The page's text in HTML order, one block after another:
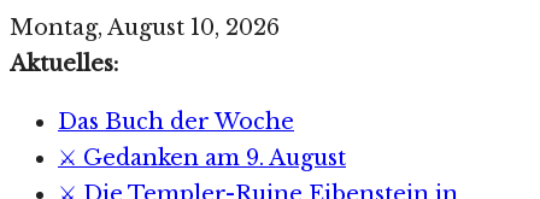
Zum
Inhalt
Montag, August 10, 2026
Aktuelles:
Das Buch der Woche
⚔️ Gedanken am 9. August